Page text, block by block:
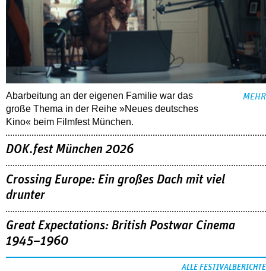
Abarbeitung an der eigenen Familie war das
große Thema in der Reihe »Neues deutsches
Kino« beim Filmfest München.
MEHR
DOK.fest München 2026
Crossing Europe: Ein großes Dach mit viel
drunter
Great Expectations: British Postwar Cinema
1945–1960
ALLE FESTIVALBERICHTE